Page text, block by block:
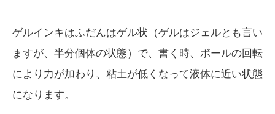
ゲルインキはふだんはゲル状（ゲルはジェルとも言い
ますが、半分個体の状態）で、書く時、ボールの回転
により力が加わり、粘土が低くなって液体に近い状態
になります。